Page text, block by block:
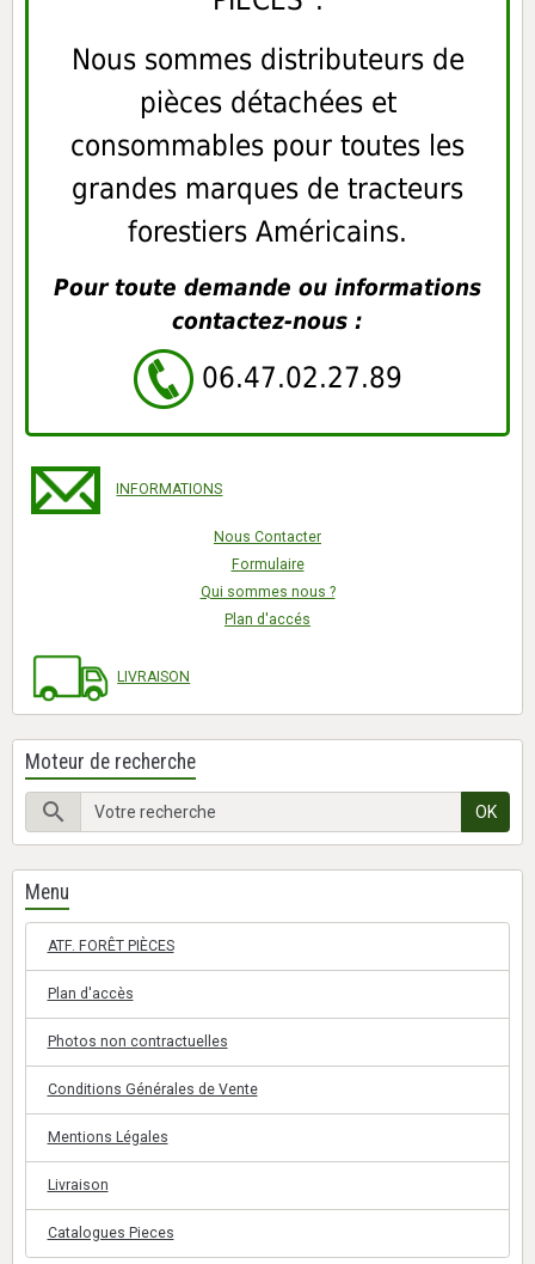
Nous sommes distributeurs de
pièces détachées et
consommables pour toutes les
grandes marques de tracteurs
forestiers Américains.
Pour toute demande ou informations
contactez-nous :
06.47.02.27.89
INFORMATIONS
Nous Contacter
Formulaire
Qui sommes nous ?
Plan d'accés
LIVRAISON
Moteur de recherche
OK
Menu
ATF. FORÊT PIÈCES
Plan d'accès
Photos non contractuelles
Conditions Générales de Vente
Mentions Légales
Livraison
Catalogues Pieces